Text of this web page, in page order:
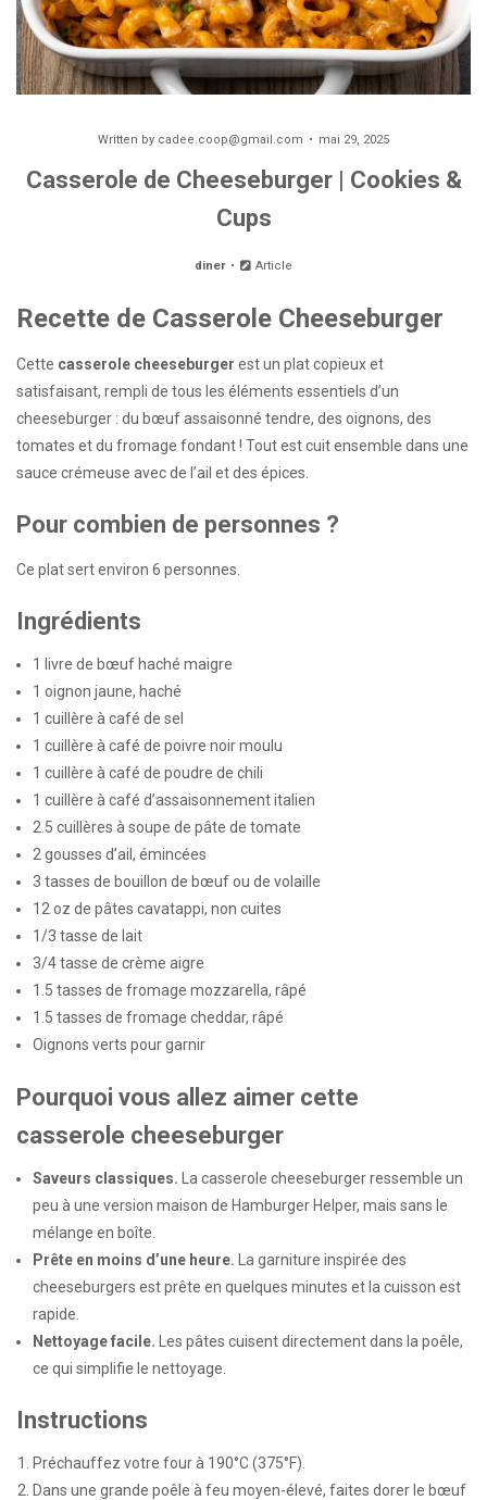
Written by cadee.coop@gmail.com mai 29, 2025
Casserole de Cheeseburger | Cookies &
Cups
diner Article
Recette de Casserole Cheeseburger
Cette casserole cheeseburger est un plat copieux et
satisfaisant, rempli de tous les éléments essentiels d’un
cheeseburger : du bœuf assaisonné tendre, des oignons, des
tomates et du fromage fondant ! Tout est cuit ensemble dans une
sauce crémeuse avec de l’ail et des épices.
Pour combien de personnes ?
Ce plat sert environ 6 personnes.
Ingrédients
1
livre de bœuf haché maigre
1 oignon jaune, haché
1 cuillère à café de sel
1 cuillère à café de poivre noir moulu
1 cuillère à café de poudre de chili
1 cuillère à café d’assaisonnement italien
2.5 cuillères à soupe de pâte de tomate
2gousses d’ail, émincées
3 tasses de bouillon de bœuf ou de volaille
12oz de pâtes cavatappi, non cuites
1/3 tasse de lait
3/4tasse de crème aigre
1.5 tasses de fromage mozzarella, râpé
1.5 tasses de fromage cheddar, râpé
Oignons verts pour garnir
Pourquoi vous allez aimer cette
casserole cheeseburger
Saveurs classiques. La casserole cheeseburger ressemble un
peu à une version maison de Hamburger Helper, mais sans le
mélange en boîte.
Prête en moins d’une heure. La garniture inspirée des
cheeseburgers est prête en quelques minutes et la cuisson est
rapide.
Nettoyage facile. Les pâtes cuisent directement dans la poêle,
ce qui simplifie le nettoyage.
Instructions
Préchauffez votre four à 190°C (375°F).
Dans une grande poêle à feu moyen-élevé, faites dorer le bœuf